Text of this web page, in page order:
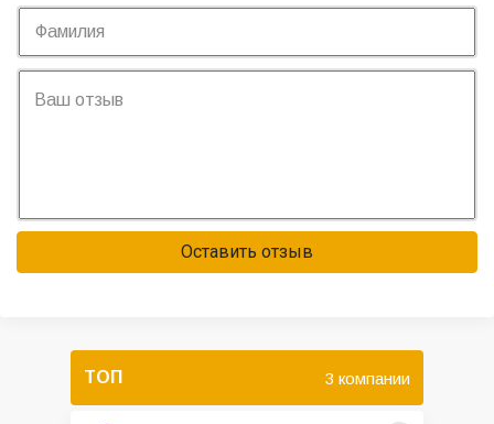
Оставить отзыв
ТОП 3 компании